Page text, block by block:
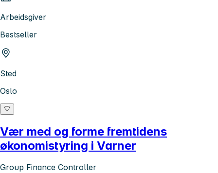
Arbeidsgiver
Bestseller
Sted
Oslo
Vær med og forme fremtidens
økonomistyring i Varner
Group Finance Controller